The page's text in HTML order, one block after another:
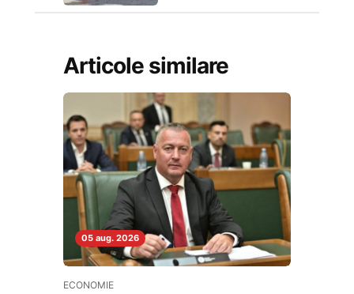
Articole similare
05 aug. 2026
ECONOMIE